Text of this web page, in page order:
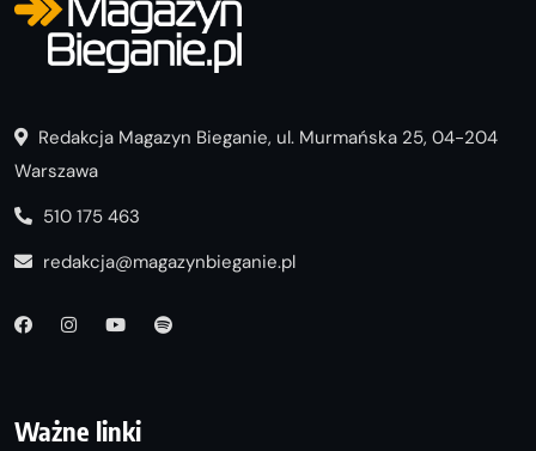
Redakcja Magazyn Bieganie, ul. Murmańska 25, 04-204
Warszawa
510 175 463
redakcja@magazynbieganie.pl
Ważne linki